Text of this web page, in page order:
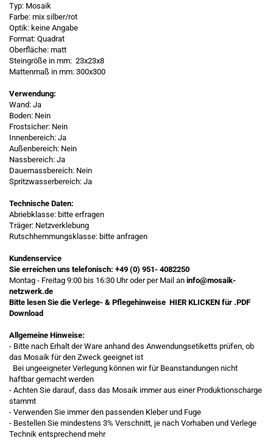
Typ: Mosaik
Farbe: mix silber/rot
Optik: keine Angabe
Format: Quadrat
Oberfläche: matt
Steingröße in mm: 23x23x8
Mattenmaß in mm: 300x300
Verwendung:
Wand: Ja
Boden: Nein
Frostsicher: Nein
Innenbereich: Ja
Außenbereich: Nein
Nassbereich: Ja
Dauernassbereich: Nein
Spritzwasserbereich: Ja
Technische Daten:
Abriebklasse: bitte erfragen
Träger: Netzverklebung
Rutschhemmungsklasse: bitte anfragen
Kundenservice
Sie erreichen uns telefonisch: +49 (0) 951- 4082250
Montag - Freitag 9:00 bis 16:30 Uhr oder per Mail an info@mosaik-
netzwerk.de
Bitte lesen Sie die Verlege- & Pflegehinweise HIER KLICKEN für .PDF
Download
Allgemeine Hinweise:
- Bitte nach Erhalt der Ware anhand des Anwendungsetiketts prüfen, ob
das Mosaik für den Zweck geeignet ist
Bei ungeeigneter Verlegung können wir für Beanstandungen nicht
haftbar gemacht werden
- Achten Sie darauf, dass das Mosaik immer aus einer Produktionscharge
stammt
- Verwenden Sie immer den passenden Kleber und Fuge
- Bestellen Sie mindestens 3% Verschnitt, je nach Vorhaben und Verlege
Technik entsprechend mehr